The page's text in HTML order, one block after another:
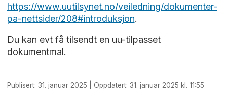
https://www.uutilsynet.no/veiledning/dokumenter-
pa-nettsider/208#introduksjon.
Du kan evt få tilsendt en uu-tilpasset
dokumentmal.
Publisert: 31. januar 2025 | Oppdatert: 31. januar 2025 kl. 11:55